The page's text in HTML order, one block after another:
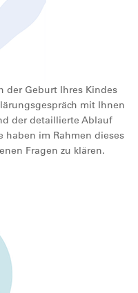
der Geburt Ihres Kindes
mit Ihnen
der detaillierte Ablauf
haben im Rahmen dieses
Fragen zu klären.